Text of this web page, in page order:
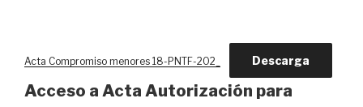
Acta Compromiso menores 18-PNTF-202_ Descarga
Acceso a Acta Autorización para